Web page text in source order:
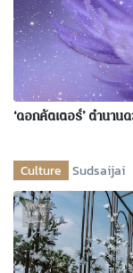
‘ดอกคัตเตอร์’ ตำนา
Culture Sudsaijai